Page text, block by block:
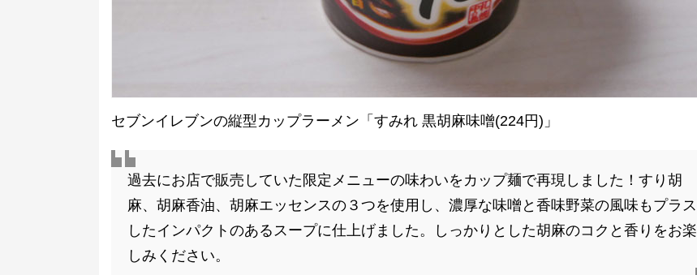
セブンイレブンの縦型カップラーメン「すみれ 黒胡麻味噌(224円)」
過去にお店で販売していた限定メニューの味わいをカップ麺で再現しました！すり胡
麻、胡麻香油、胡麻エッセンスの３つを使用し、濃厚な味噌と香味野菜の風味もプラス
したインパクトのあるスープに仕上げました。しっかりとした胡麻のコクと香りをお楽
しみください。